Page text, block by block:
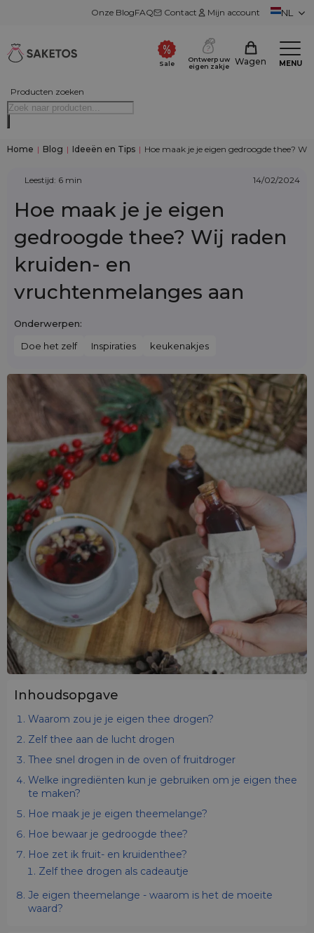
Onze BlogFAQ Contact Mijn account NL
Producten zoeken
Sale
Ontwerp uw
eigen zakje
Wagen MENU
Home | Blog | Ideeën en Tips | Hoe maak je je eigen gedroogde thee?
Leestijd: 6 min 14/02/2024
Hoe maak je je eigen
gedroogde thee? Wij raden
kruiden- en
vruchtenmelanges aan
Onderwerpen:
Doe het zelf Inspiraties keukenakjes
Inhoudsopgave
Waarom zou je je eigen thee drogen?
Zelf thee aan de lucht drogen
Thee snel drogen in de oven of fruitdroger
Welke ingrediënten kun je gebruiken om je eigen thee
te maken?
Hoe maak je je eigen theemelange?
Hoe bewaar je gedroogde thee?
Hoe zet ik fruit- en kruidenthee?
Zelf thee drogen als cadeautje
Je eigen theemelange - waarom is het de moeite
waard?